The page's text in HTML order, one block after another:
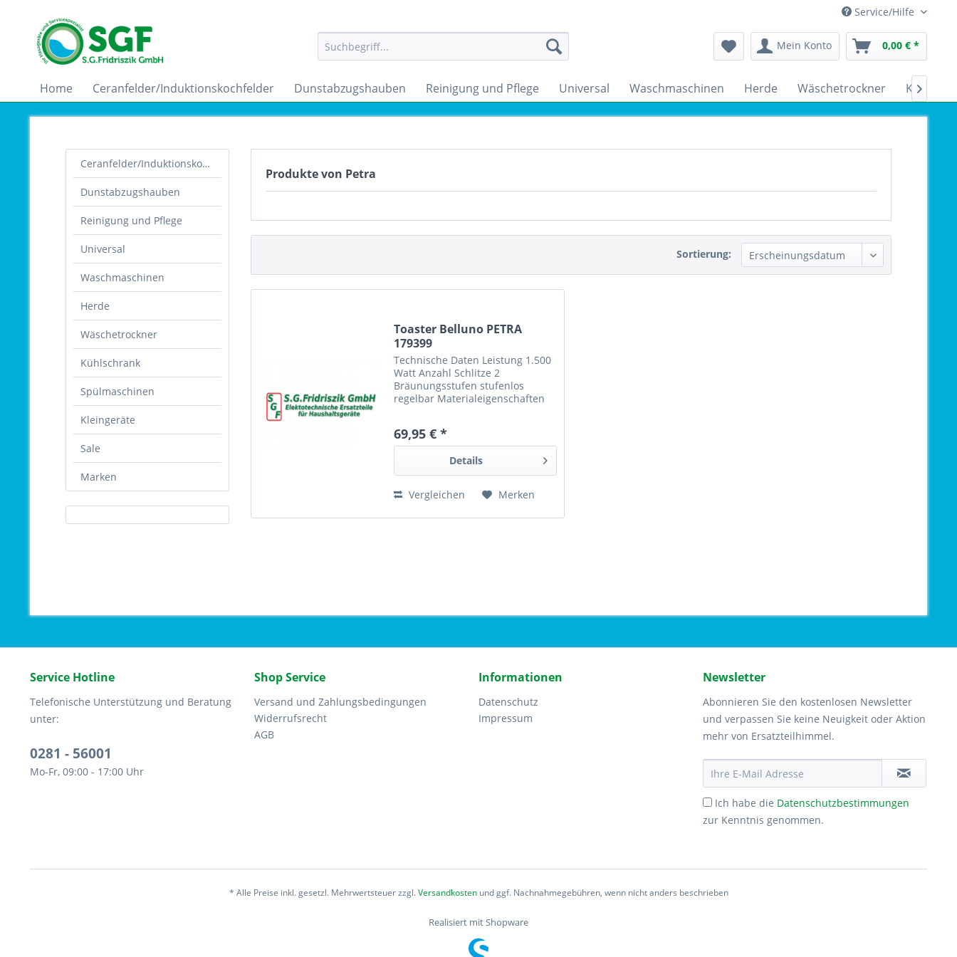
Service/Hilfe
Mein Konto 0,00 € *
Home Ceranfelder/Induktionskochfelder Dunstabzugshauben Reinigung und Pflege Universal Waschmaschinen Herde Wäschetrockner 
Ceranfelder/Induktionskochfelder
Dunstabzugshauben
Reinigung und Pflege
Universal
Waschmaschinen
Herde
Wäschetrockner
Kühlschrank
Spülmaschinen
Kleingeräte
Sale
Marken
Produkte von Petra
Sortierung:
Toaster Belluno PETRA
179399
Technische Daten Leistung 1.500
Watt Anzahl Schlitze 2
Bräunungsstufen stufenlos
regelbar Materialeigenschaften
Petra Nr.: 179399 EAN:
Produkttypen Langschlitztoaster,
4-Scheiben-Toaster...
69,95 € *
Details
Vergleichen Merken
Service Hotline
Telefonische Unterstützung und Beratung
unter:
0281 - 56001
Mo-Fr, 09:00 - 17:00 Uhr
Shop Service
Versand und Zahlungsbedingungen
Widerrufsrecht
AGB
Informationen
Datenschutz
Impressum
Newsletter
Abonnieren Sie den kostenlosen Newsletter
und verpassen Sie keine Neuigkeit oder Aktion
mehr von Ersatzteilhimmel.
Ich habe die Datenschutzbestimmungen
zur Kenntnis genommen.
* Alle Preise inkl. gesetzl. Mehrwertsteuer zzgl.Versandkostenund ggf. Nachnahmegebühren, wenn nicht anders beschrieben
Realisiert mit Shopware